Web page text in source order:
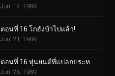
Jun. 14, 1989
ตอนที่ 16 โกฮังบ้าไปแล้ว!
Jun. 21, 1989
Jun. 28, 1989